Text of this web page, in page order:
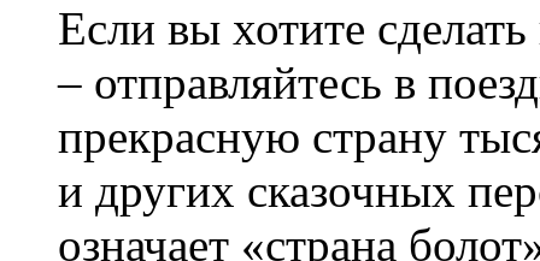
Если вы хотите
– отправляйтесь в
прекрасную страну
и других сказочных
означает «страна